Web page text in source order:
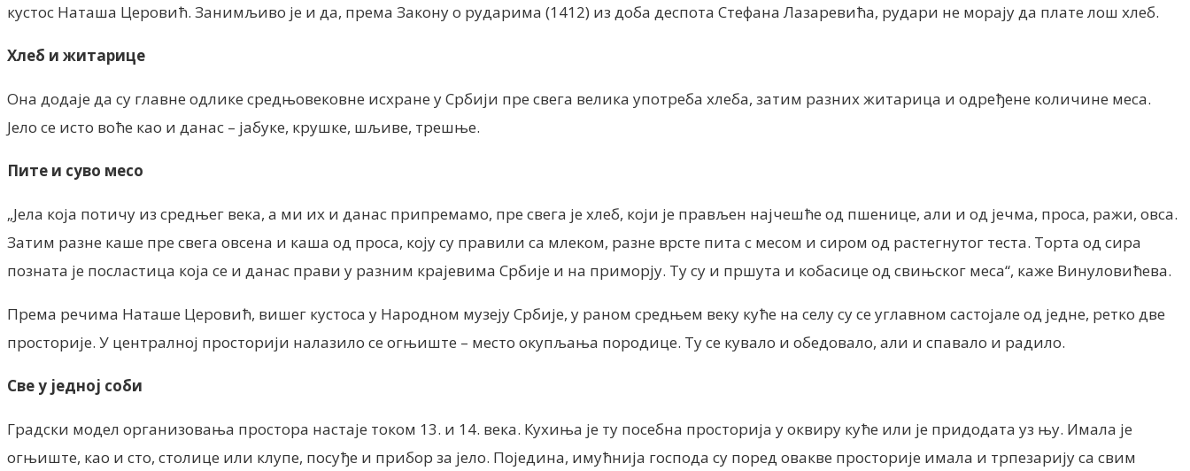
кустос Наташа Церовић. Занимљиво је и да, према Закону о рударима (1412) из доба деспота Стефана Лазаревића, рудари не морају да плате лош хлеб.
Хлеб и житарице
Она додаје да су главне одлике средњовековне исхране у Србији пре свега велика употреба хлеба, затим разних житарица и одређене количине меса.
Јело се исто воће као и данас – јабуке, крушке, шљиве, трешње.
Пите и суво месо
„Јела која потичу из средњег века, а ми их и данас припремамо, пре свега је хлеб, који је прављен најчешће од пшенице, али и од јечма, проса, ражи, овса.
Затим разне каше пре свега овсена и каша од проса, коју су правили са млеком, разне врсте пита с месом и сиром од растегнутог теста. Торта од сира
позната је посластица која се и данас прави у разним крајевима Србије и на приморју. Ту су и пршута и кобасице од свињског меса“, каже Винуловићева.
Према речима Наташе Церовић, вишег кустоса у Народном музеју Србије, у раном средњем веку куће на селу су се углавном састојале од једне, ретко две
просторије. У централној просторији налазило се огњиште – место окупљања породице. Ту се кувало и обедовало, али и спавало и радило.
Све у једној соби
Градски модел организовања простора настаје током 13. и 14. века. Кухиња је ту посебна просторија у оквиру куће или је придодата уз њу. Имала је
огњиште, као и сто, столице или клупе, посуђе и прибор за јело. Поједина, имућнија господа су поред овакве просторије имала и трпезарију са свим